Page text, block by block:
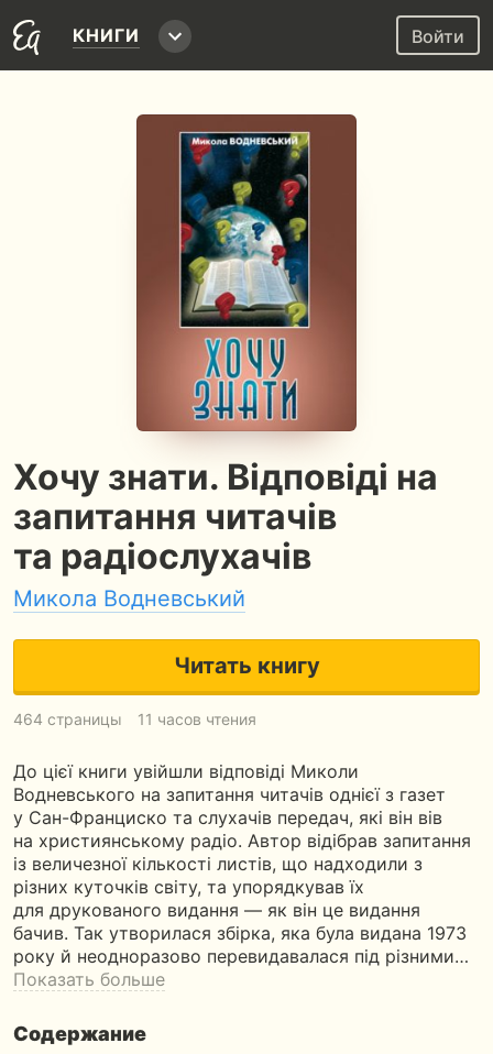
КНИГИ Войти
Хочу знати. Відповіді на
запитання читачів
та радіослухачів
Микола Водневський
Читать книгу
464 страницы 11 часов чтения
До цієї книги увійшли відповіді Миколи
Водневського на запитання читачів однієї з газет
у Сан-Франциско та слухачів передач, які він вів
на християнському радіо. Автор відібрав запитання
із величезної кількості листів, що надходили з
різних куточків світу, та упорядкував їх
для друкованого видання — як він це видання
бачив. Так утворилася збірка, яка була видана 1973
року й неодноразово перевидавалася під різними…
Показать больше
Содержание